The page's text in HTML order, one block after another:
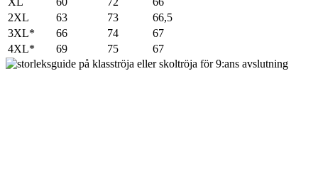
2XL
63 73
66,5
3XL*
66 74
67
4XL*
69 75 67